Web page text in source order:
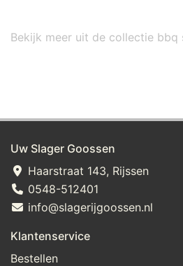
Bekijk meer uit de collectie bbq
Uw Slager Goossen
Haarstraat 143, Rijssen
0548-512401
info@slagerijgoossen.nl
Klantenservice
Bestellen